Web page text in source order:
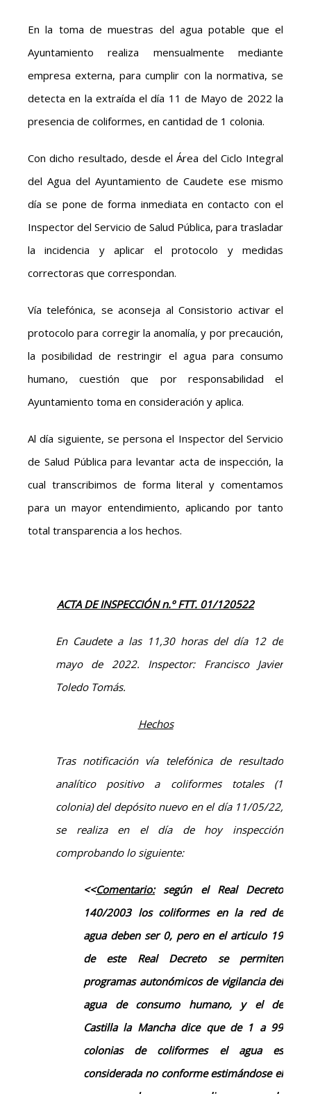
En la toma de muestras del agua potable que el
Ayuntamiento realiza mensualmente mediante
empresa externa, para cumplir con la normativa, se
detecta en la extraída el día 11 de Mayo de 2022 la
presencia de coliformes, en cantidad de 1 colonia.
Con dicho resultado, desde el Área del Ciclo Integral
del Agua del Ayuntamiento de Caudete ese mismo
día se pone de forma inmediata en contacto con el
Inspector del Servicio de Salud Pública, para trasladar
la incidencia y aplicar el protocolo y medidas
correctoras que correspondan.
Vía telefónica, se aconseja al Consistorio activar el
protocolo para corregir la anomalía, y por precaución,
la posibilidad de restringir el agua para consumo
humano, cuestión que por responsabilidad el
Ayuntamiento toma en consideración y aplica.
Al día siguiente, se persona el Inspector del Servicio
de Salud Pública para levantar acta de inspección, la
cual transcribimos de forma literal y comentamos
para un mayor entendimiento, aplicando por tanto
total transparencia a los hechos.
ACTA DE INSPECCIÓNn.º FTT. 01/120522
En Caudete a las 11,30 horas del día 12 de
mayo de 2022. Inspector: Francisco Javier
Toledo Tomás.
Hechos
Tras notificación vía telefónica de resultado
analítico positivo a coliformes totales (1
colonia) del depósito nuevo en el día 11/05/22,
se realiza en el día de hoy inspección
comprobando lo siguiente:
<<Comentario:según el Real Decreto
140/2003 los coliformes en la red de
agua deben ser 0, pero en el articulo 19
de este Real Decreto se permiten
programas autonómicos de vigilancia del
agua de consumo humano, y el de
Castilla la Mancha dice que de 1 a 99
colonias de coliformes el agua es
considerada no conformeestimándose el